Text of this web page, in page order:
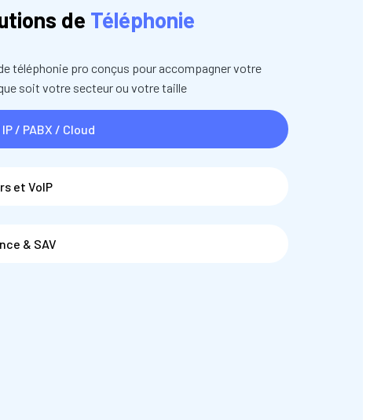
de Téléphonie
téléphonie pro conçus pour accompagner votre
soit votre secteur ou votre taille
/ PABX / Cloud
et VoIP
& SAV